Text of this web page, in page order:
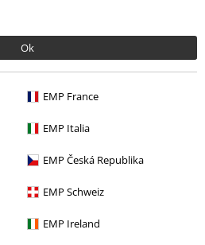
Ok
EMP France
EMP Italia
EMP Česká Republika
EMP Schweiz
EMP Ireland